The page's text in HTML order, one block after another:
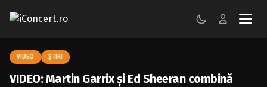
CONCERTE
FESTIVALURI
VIDEO ŞTIRI
VIDEO: Martin Garrix și Ed Sheeran combină